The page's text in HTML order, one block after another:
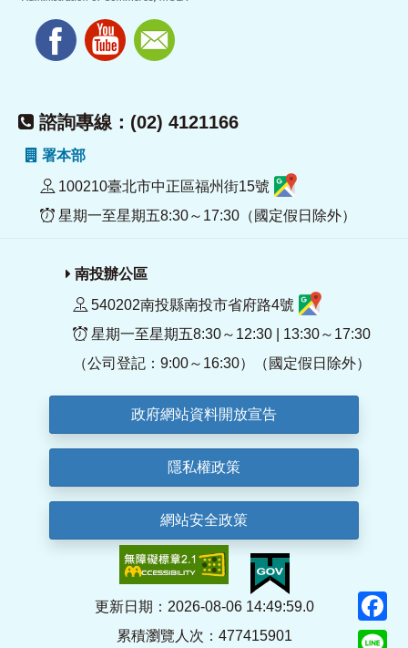
諮詢專線：(02) 4121166
署本部
100210臺北市中正區福州街15號
星期一至星期五8:30～17:30（國定假日除外）
南投辦公區
540202南投縣南投市省府路4號
星期一至星期五8:30～12:30 | 13:30～17:30
（公司登記：9:00～16:30）（國定假日除外）
政府網站資料開放宣告
隱私權政策
網站安全政策
更新日期：2026-08-06 14:49:59.0
累積瀏覽人次：477415901